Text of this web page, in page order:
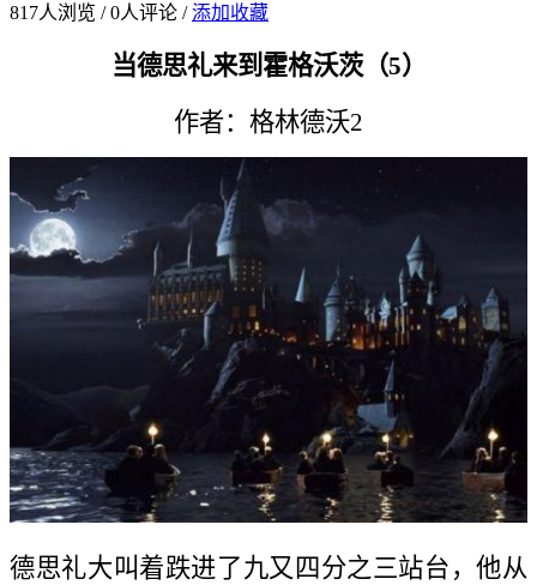
817人浏览 /0人评论 /添加收藏
当德思礼来到霍格沃茨（5）
作者：格林德沃2
德思礼大叫着跌进了九又四分之三站台，他从